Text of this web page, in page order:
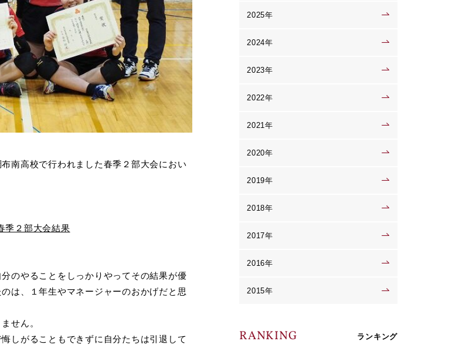
南高校で行われました春季２部大会におい
季２部大会結果
のやることをしっかりやってその結果が優
は、１年生やマネージャーのおかげだと思
せん。
しがることもできずに自分たちは引退して
2025年
2024年
2023年
2022年
2021年
2020年
2019年
2018年
2017年
2016年
2015年
RANKING ランキング